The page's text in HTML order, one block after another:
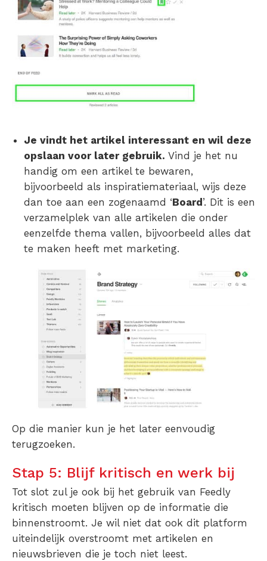
Je vindt het artikel interessant en wil deze
opslaan voor later gebruik. Vind je het nu
handig om een artikel te bewaren,
bijvoorbeeld als inspiratiemateriaal, wijs deze
dan toe aan een zogenaamd ‘Board ’. Dit is een
verzamelplek van alle artikelen die onder
eenzelfde thema vallen, bijvoorbeeld alles dat
te maken heeft met marketing.
Op die manier kun je het later eenvoudig
terugzoeken.
Stap 5: Blijf kritisch en werk bij
Tot slot zul je ook bij het gebruik van Feedly
kritisch moeten blijven op de informatie die
binnenstroomt. Je wil niet dat ook dit platform
uiteindelijk overstroomt met artikelen en
nieuwsbrieven die je toch niet leest.